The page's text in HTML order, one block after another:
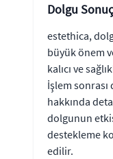
Dolgu
estethica,
büyük önem
kalıcı ve
İşlem
hakkında
dolgunun
destekleme
edilir.